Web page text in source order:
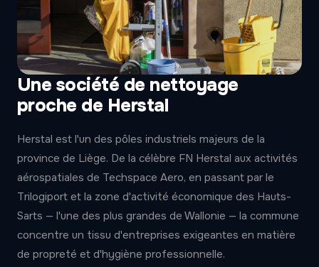
Une société de nettoyage
proche de Herstal
Herstal est l'un des pôles industriels majeurs de la
province de Liège. De la célèbre FN Herstal aux activités
aérospatiales de Techspace Aero, en passant par le
Trilogiport et la zone d'activité économique des Hauts-
Sarts — l'une des plus grandes de Wallonie — la commune
concentre un tissu d'entreprises exigeantes en matière
de propreté et d'hygiène professionnelle.